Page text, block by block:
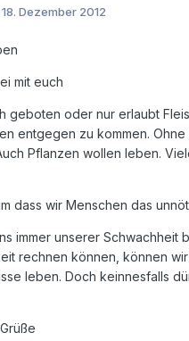
18. Dezember 2012
mit euch
geboten oder nur erlaubt
entgegen zu kommen.
Pflanzen wollen leben.
dass wir Menschen das
immer unserer Schwachheit
rechnen können, können
leben. Doch keinnesfalls